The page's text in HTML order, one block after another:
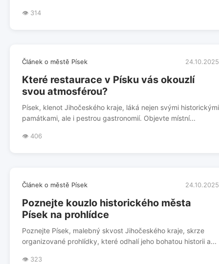
👁️ 314
Článek o městě Písek 24.10.2025
Které restaurace v Písku vás okouzlí
svou atmosférou?
Písek, klenot Jihočeského kraje, láká nejen svými historickými
památkami, ale i pestrou gastronomií. Objevte místní...
👁️ 406
Článek o městě Písek 24.10.2025
Poznejte kouzlo historického města
Písek na prohlídce
Poznejte Písek, malebný skvost Jihočeského kraje, skrze
organizované prohlídky, které odhalí jeho bohatou historii a...
👁️ 323